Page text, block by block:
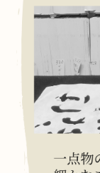
人情報が提
・個人情報
場合であ
個人情報
用する者
ついて責
て、あら
に知り得
6．個人情